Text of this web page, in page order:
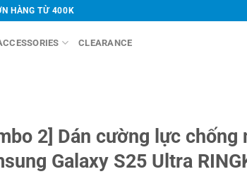
HÀNG TỪ 400K
CLEARANCE
2] Dán cường lực chống
Galaxy S25 Ultra